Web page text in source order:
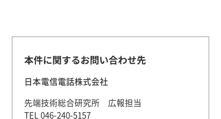
本件に関するお問い合わせ先
日本電信電話株式会社
先端技術総合研究所 広報担当
TEL 046-240-5157